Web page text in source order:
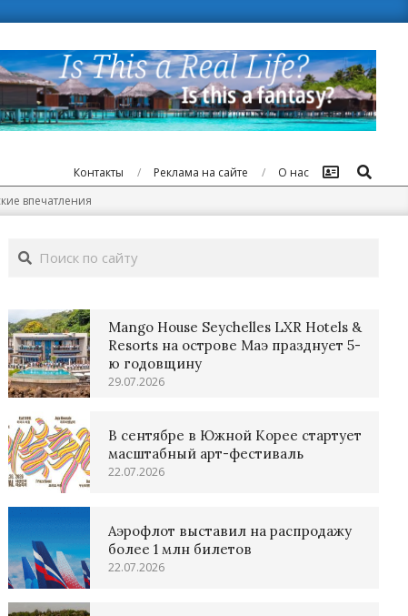
Контакты Реклама на сайте О нас Поиск
впечатления
Поиск
Mango House Seychelles LXR Hotels &
Resorts на острове Маэ празднует 5-
ю годовщину
29.07.2026
В сентябре в Южной Корее стартует
масштабный арт-фестиваль
22.07.2026
Аэрофлот выставил на распродажу
более 1 млн билетов
22.07.2026